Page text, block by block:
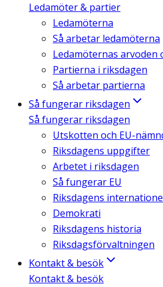
Ledamöter & partier
Ledamöterna
Så arbetar ledamöterna
Ledamöternas arvoden
Partierna i riksdagen
Så arbetar partierna
Så fungerar riksdagen
Så fungerar riksdagen
Utskotten och EU-
Riksdagens uppgifter
Arbetet i riksdagen
Så fungerar EU
Riksdagens
Demokrati
Riksdagens historia
Riksdagsförvaltningen
Kontakt & besök
Kontakt & besök